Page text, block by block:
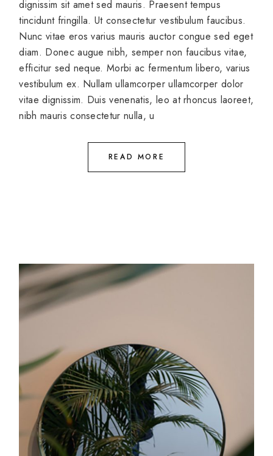
dignissim sit amet sed mauris. Praesent tempus
tincidunt fringilla. Ut consectetur vestibulum faucibus.
Nunc vitae eros varius mauris auctor congue sed eget
diam. Donec augue nibh, semper non faucibus vitae,
efficitur sed neque. Morbi ac fermentum libero, varius
vestibulum ex. Nullam ullamcorper ullamcorper dolor
vitae dignissim. Duis venenatis, leo at rhoncus laoreet,
nibh mauris consectetur nulla, u
READ MORE